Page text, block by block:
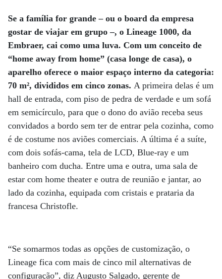
Se a família for grande – ou o board da empresa
gostar de viajar em grupo –, o Lineage 1000, da
Embraer, cai como uma luva. Com um conceito de
“home away from home” (casa longe de casa), o
aparelho oferece o maior espaço interno da categoria:
70 m², divididos em cinco zonas. A primeira delas é um
hall de entrada, com piso de pedra de verdade e um sofá
em semicírculo, para que o dono do avião receba seus
convidados a bordo sem ter de entrar pela cozinha, como
é de costume nos aviões comerciais. A última é a suíte,
com dois sofás-cama, tela de LCD, Blue-ray e um
banheiro com ducha. Entre uma e outra, uma sala de
estar com home theater e outra de reunião e jantar, ao
lado da cozinha, equipada com cristais e prataria da
francesa Christofle.
“Se somarmos todas as opções de customização, o
Lineage fica com mais de cinco mil alternativas de
configuração”, diz Augusto Salgado, gerente de